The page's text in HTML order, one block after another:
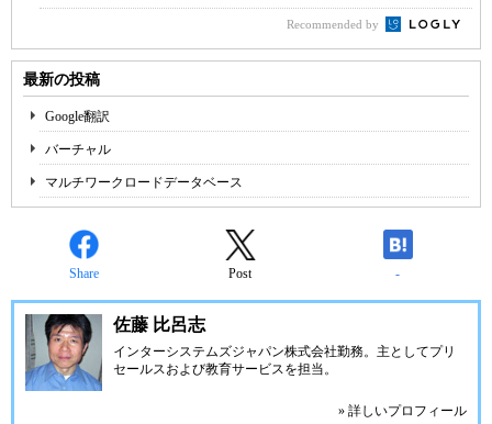
Recommended by
最新の投稿
Google翻訳
バーチャル
マルチワークロードデータベース
Share Post -
佐藤 比呂志
インターシステムズジャパン株式会社勤務。主としてプリ
セールスおよび教育サービスを担当。
» 詳しいプロフィール